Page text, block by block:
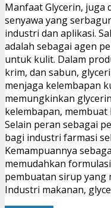
Manfaat Glycerin, juga
senyawa yang
industri dan aplikasi.
adalah sebagai agen
untuk kulit. Dalam
krim, dan sabun,
menjaga kelembapan
memungkinkan
kelembapan,
Selain peran sebagai
bagi industri farmasi
Kemampuannya
memudahkan
pembuatan sirup yang
Industri makanan,